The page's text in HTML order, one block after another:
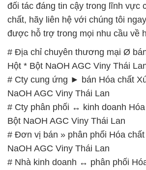
đối tác đáng tin cậy trong lĩnh vực
chất, hãy liên hệ với chúng tôi
được hỗ trợ trong mọi nhu cầu về
# Địa chỉ chuyên thương mại Ø
Hột * Bột NaOH AGC Viny Thái
# Cty cung ứng ► bán Hóa chất
NaOH AGC Viny Thái Lan
# Cty phân phối ↔ kinh doanh
Bột NaOH AGC Viny Thái Lan
# Đơn vị bán » phân phối Hóa
NaOH AGC Viny Thái Lan
# Nhà kinh doanh ↔ phân phối